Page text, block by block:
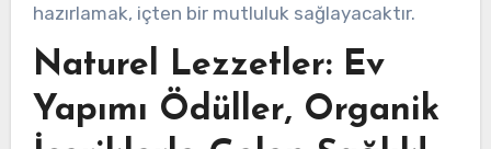
hazırlamak, içten bir mutluluk sağlayacaktır.
Naturel Lezzetler: Ev
Yapımı Ödüller, Organik